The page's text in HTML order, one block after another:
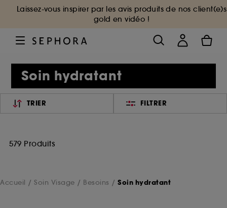
Laissez-vous inspirer par les avis produits de nos client(e)s
gold en vidéo !
Soin hydratant
TRIER FILTRER
579 Produits
Accueil Soin Visage Besoins Soin hydratant